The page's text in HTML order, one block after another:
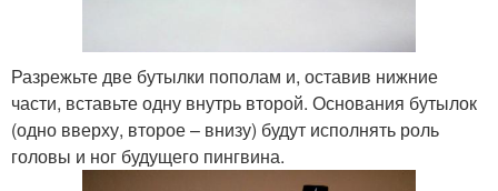
Разрежьте две бутылки пополам и, оставив нижние
части, вставьте одну внутрь второй. Основания бутылок
(одно вверху, второе – внизу) будут исполнять роль
головы и ног будущего пингвина.